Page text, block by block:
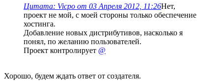
Цитата: Vicpo от 03 Апреля 2012, 11:26Нет,
проект не мой, с моей стороны только обеспечение
хостинга.
Добавление новых дистрибутивов, насколько я
понял, по желанию пользователей.
Проект контролирует @
Хорошо, будем ждать ответ от создателя.